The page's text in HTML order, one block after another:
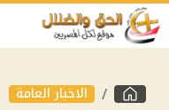
الاخبار العامة